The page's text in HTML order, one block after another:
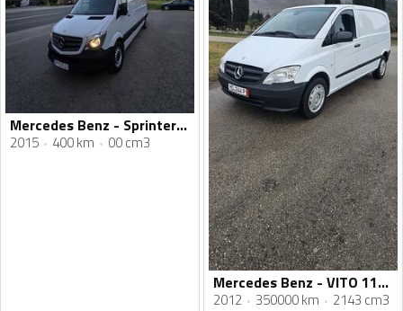
Mercedes Benz - Sprinter 313
2015 400 km 00 cm3
Mercedes Benz - VITO 113CDI
2012 350000 km 2143 cm3